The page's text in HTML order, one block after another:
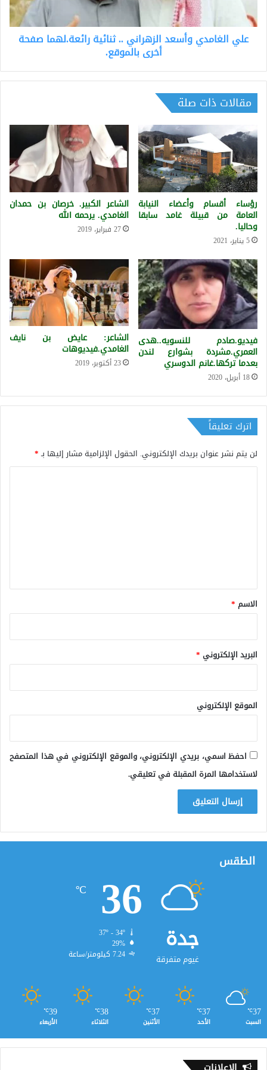
صفحة
أخرى
بالموقع.
علي الغامدي وأسعد الزهراني .. ثنائية رائعة.لهما صفحة
أخرى بالموقع.
مقالات ذات صلة
رؤساء أقسام وأعضاء النيابة
العامة من قبيلة غامد سابقا
وحاليا.
5 يناير، 2021
الشاعر الكبير. خرصان بن حمدان
الغامدي. يرحمه الله
27 فبراير، 2019
فيديو.صادم للنسويه..هدى
العمري.مشردة بشوارع لندن
بعدما تركها.غانم الدوسري
18 أبريل، 2020
الشاعر: عايض بن نايف
الغامدي.فيديوهات
23 أكتوبر، 2019
اترك تعليقاً
لن يتم نشر عنوان بريدك الإلكتروني. الحقول الإلزامية مشار إليها بـ*
*
الاسم *
البريد الإلكتروني *
الموقع الإلكتروني
احفظ اسمي، بريدي الإلكتروني، والموقع الإلكتروني في هذا المتصفح
لاستخدامها المرة المقبلة في تعليقي.
الطقس
جدة
غيوم متفرقة
36
℃
37º - 34º
29%
7.24 كيلومتر/ساعة
37
℃
السبت
37
℃
الأحد
37
℃
الأثنين
38
℃
الثلاثاء
39
℃
الأربعاء